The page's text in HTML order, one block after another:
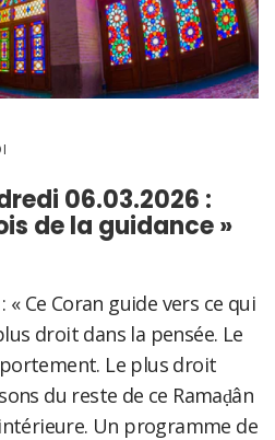
06.03.2026 :
de la guidance »
Ce Coran guide vers ce qui
droit dans la pensée. Le
Le plus droit
du reste de ce Ramaḍân
Un programme de